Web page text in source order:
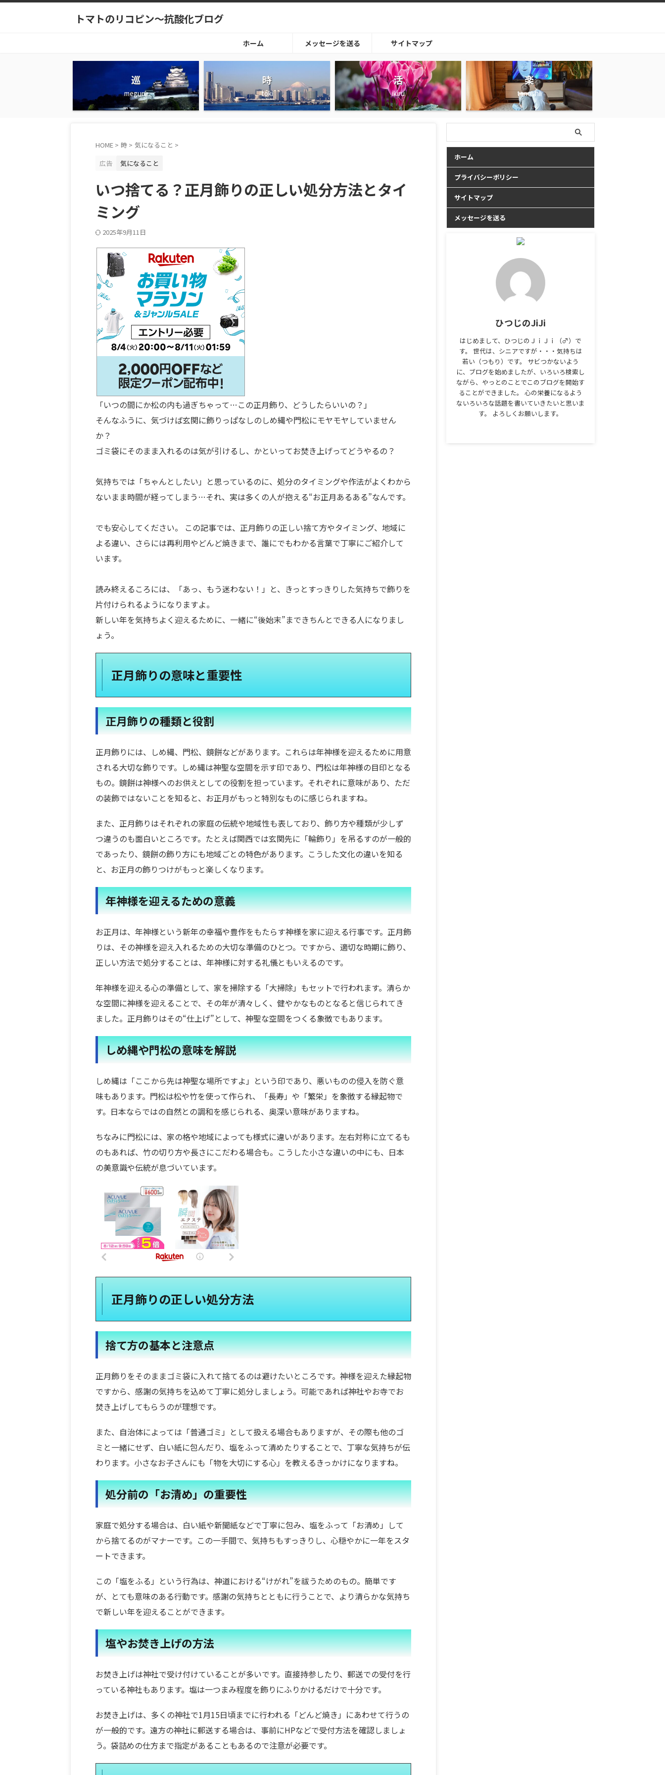
トマトのリコピン～抗酸化ブログ
ホーム メッセージを送る サイトマップ
巡
meguru
時
toki
活
ikiru
楽
tanoshii
HOME > 時 > 気になること >
広告
気になること
いつ捨てる？正月飾りの正しい処分方法とタイ
ミング
2025年9月11日
「いつの間にか松の内も過ぎちゃって…この正月飾り、どうしたらいいの？」
そんなふうに、気づけば玄関に飾りっぱなしのしめ縄や門松にモヤモヤしていません
か？
ゴミ袋にそのまま入れるのは気が引けるし、かといってお焚き上げってどうやるの？
気持ちでは「ちゃんとしたい」と思っているのに、処分のタイミングや作法がよくわから
ないまま時間が経ってしまう…それ、実は多くの人が抱える“お正月あるある”なんです。
でも安心してください。 この記事では、正月飾りの正しい捨て方やタイミング、地域に
よる違い、さらには再利用やどんど焼きまで、誰にでもわかる言葉で丁寧にご紹介して
います。
読み終えるころには、「あっ、もう迷わない！」と、きっとすっきりした気持ちで飾りを
片付けられるようになりますよ。
新しい年を気持ちよく迎えるために、一緒に“後始末”まできちんとできる人になりまし
ょう。
正月飾りの意味と重要性
正月飾りの種類と役割
正月飾りには、しめ縄、門松、鏡餅などがあります。これらは年神様を迎えるために用意
される大切な飾りです。しめ縄は神聖な空間を示す印であり、門松は年神様の目印となる
もの。鏡餅は神様へのお供えとしての役割を担っています。それぞれに意味があり、ただ
の装飾ではないことを知ると、お正月がもっと特別なものに感じられますね。
また、正月飾りはそれぞれの家庭の伝統や地域性も表しており、飾り方や種類が少しず
つ違うのも面白いところです。たとえば関西では玄関先に「輪飾り」を吊るすのが一般的
であったり、鏡餅の飾り方にも地域ごとの特色があります。こうした文化の違いを知る
と、お正月の飾りつけがもっと楽しくなります。
年神様を迎えるための意義
お正月は、年神様という新年の幸福や豊作をもたらす神様を家に迎える行事です。正月飾
りは、その神様を迎え入れるための大切な準備のひとつ。ですから、適切な時期に飾り、
正しい方法で処分することは、年神様に対する礼儀ともいえるのです。
年神様を迎える心の準備として、家を掃除する「大掃除」もセットで行われます。清らか
な空間に神様を迎えることで、その年が清々しく、健やかなものとなると信じられてき
ました。正月飾りはその“仕上げ”として、神聖な空間をつくる象徴でもあります。
しめ縄や門松の意味を解説
しめ縄は「ここから先は神聖な場所ですよ」という印であり、悪いものの侵入を防ぐ意
味もあります。門松は松や竹を使って作られ、「長寿」や「繁栄」を象徴する縁起物で
す。日本ならではの自然との調和を感じられる、奥深い意味がありますね。
ちなみに門松には、家の格や地域によっても様式に違いがあります。左右対称に立てるも
のもあれば、竹の切り方や長さにこだわる場合も。こうした小さな違いの中にも、日本
の美意識や伝統が息づいています。
正月飾りの正しい処分方法
捨て方の基本と注意点
正月飾りをそのままゴミ袋に入れて捨てるのは避けたいところです。神様を迎えた縁起物
ですから、感謝の気持ちを込めて丁寧に処分しましょう。可能であれば神社やお寺でお
焚き上げしてもらうのが理想です。
また、自治体によっては「普通ゴミ」として扱える場合もありますが、その際も他のゴ
ミと一緒にせず、白い紙に包んだり、塩をふって清めたりすることで、丁寧な気持ちが伝
わります。小さなお子さんにも「物を大切にする心」を教えるきっかけになりますね。
処分前の「お清め」の重要性
家庭で処分する場合は、白い紙や新聞紙などで丁寧に包み、塩をふって「お清め」して
から捨てるのがマナーです。この一手間で、気持ちもすっきりし、心穏やかに一年をスタ
ートできます。
この「塩をふる」という行為は、神道における“けがれ”を祓うためのもの。簡単です
が、とても意味のある行動です。感謝の気持ちとともに行うことで、より清らかな気持ち
で新しい年を迎えることができます。
塩やお焚き上げの方法
お焚き上げは神社で受け付けていることが多いです。直接持参したり、郵送での受付を行
っている神社もあります。塩は一つまみ程度を飾りにふりかけるだけで十分です。
お焚き上げは、多くの神社で1月15日頃までに行われる「どんど焼き」にあわせて行うの
が一般的です。遠方の神社に郵送する場合は、事前にHPなどで受付方法を確認しましょ
う。袋詰めの仕方まで指定があることもあるので注意が必要です。
ホーム
プライバシーポリシー
サイトマップ
メッセージを送る
ひつじのJiJi
はじめまして、ひつじのＪｉＪｉ（♂）で
す。 世代は、シニアですが・・・気持ちは
若い（つもり）です。 サビつかないよう
に、ブログを始めましたが、いろいろ検索し
ながら、やっとのことでこのブログを開始す
ることができました。 心の栄養になるよう
ないろいろな話題を書いていきたいと思いま
す。 よろしくお願いします。